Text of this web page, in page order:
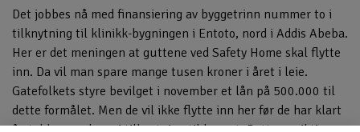
Det jobbes nå med finansiering av byggetrinn nummer to i
tilknytning til klinikk-bygningen i Entoto, nord i Addis Abeba.
Her er det meningen at guttene ved Safety Home skal flytte
inn. Da vil man spare mange tusen kroner i året i leie.
Gatefolkets styre bevilget i november et lån på 500.000 til
dette formålet. Men de vil ikke flytte inn her før de har klart